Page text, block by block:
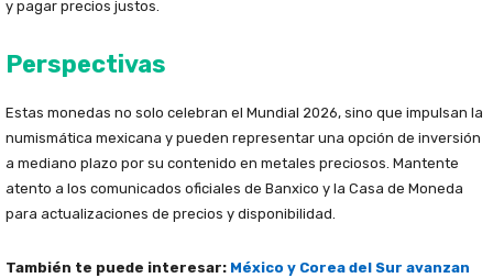
y pagar precios justos.
Perspectivas
Estas monedas no solo celebran el Mundial 2026, sino que impulsan la
numismática mexicana y pueden representar una opción de inversión
a mediano plazo por su contenido en metales preciosos. Mantente
atento a los comunicados oficiales de Banxico y la Casa de Moneda
para actualizaciones de precios y disponibilidad.
También te puede interesar: México y Corea del Sur avanzan